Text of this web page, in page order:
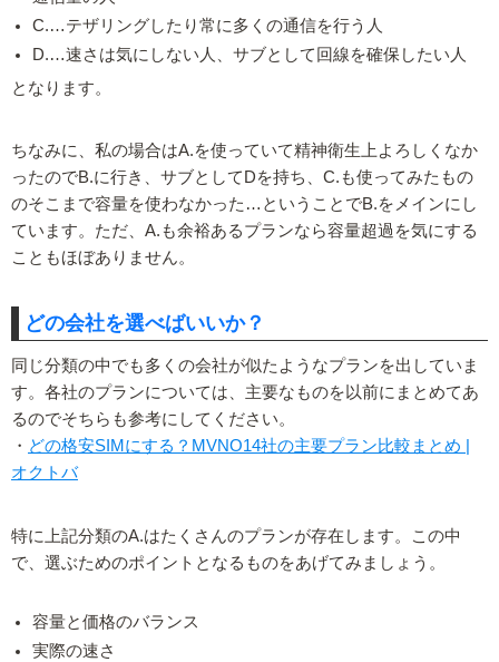
C.…テザリングしたり常に多くの通信を行う人
D.…速さは気にしない人、サブとして回線を確保したい人
となります。
ちなみに、私の場合はA.を使っていて精神衛生上よろしくなか
ったのでB.に行き、サブとしてDを持ち、C.も使ってみたもの
のそこまで容量を使わなかった…ということでB.をメインにし
ています。ただ、A.も余裕あるプランなら容量超過を気にする
こともほぼありません。
どの会社を選べばいいか？
同じ分類の中でも多くの会社が似たようなプランを出していま
す。各社のプランについては、主要なものを以前にまとめてあ
るのでそちらも参考にしてください。
・ どの格安SIMにする？MVNO14社の主要プラン比較まとめ |
オクトバ
特に上記分類のA.はたくさんのプランが存在します。この中
で、選ぶためのポイントとなるものをあげてみましょう。
容量と価格のバランス
実際の速さ